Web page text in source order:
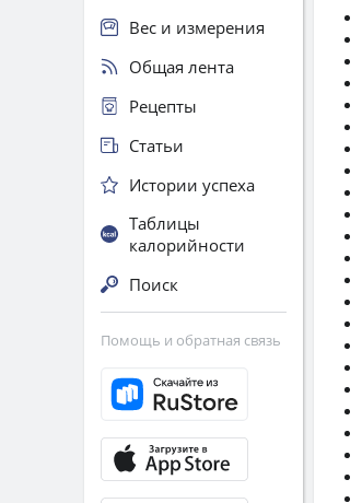
Вес и измерения
Общая лента
Рецепты
Статьи
Истории успеха
Таблицы
калорийности
Поиск
Помощь и обратная связь